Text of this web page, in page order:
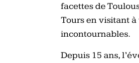
facettes de
Tours en visitant
incontournables.
Depuis 15 ans,